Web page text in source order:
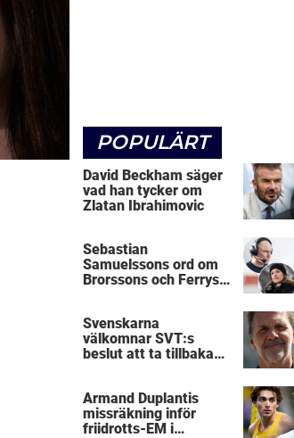
POPULÄRT
David Beckham säger
vad han tycker om
Zlatan Ibrahimovic
Sebastian
Samuelssons ord om
Brorssons och Ferrys
Svenskarna
välkomnar SVT:s
beslut att ta tillbaka
Armand Duplantis
missräkning inför
friidrotts-EM i